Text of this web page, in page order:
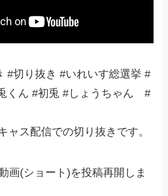
#切り抜き #いれいす総選挙 #
くん #初兎 #しょうちゃん #
ャス配信での切り抜きです。
画(ショート)を投稿再開しま